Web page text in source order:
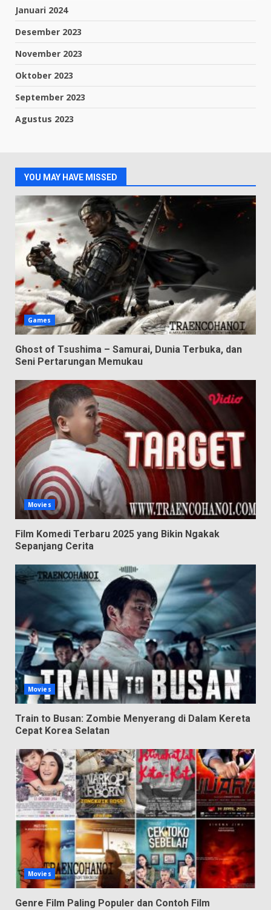
Januari 2024
Desember 2023
November 2023
Oktober 2023
September 2023
Agustus 2023
YOU MAY HAVE MISSED
Games
Ghost of Tsushima – Samurai, Dunia Terbuka, dan
Seni Pertarungan Memukau
Movies
Film Komedi Terbaru 2025 yang Bikin Ngakak
Sepanjang Cerita
Movies
Train to Busan: Zombie Menyerang di Dalam Kereta
Cepat Korea Selatan
Movies
Genre Film Paling Populer dan Contoh Film